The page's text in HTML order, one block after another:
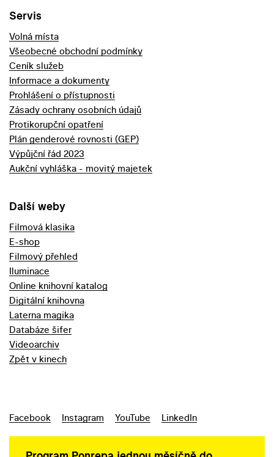
Servis
Volná místa
Všeobecné obchodní podmínky
Ceník služeb
Informace a dokumenty
Prohlášení o přístupnosti
Zásady ochrany osobních údajů
Protikorupční opatření
Plán genderové rovnosti (GEP)
Výpůjční řád 2023
Aukční vyhláška - movitý majetek
Další weby
Filmová klasika
E-shop
Filmový přehled
Iluminace
Online knihovní katalog
Digitální knihovna
Laterna magika
Databáze šifer
Videoarchiv
Zpět v kinech
Facebook Instagram YouTube LinkedIn